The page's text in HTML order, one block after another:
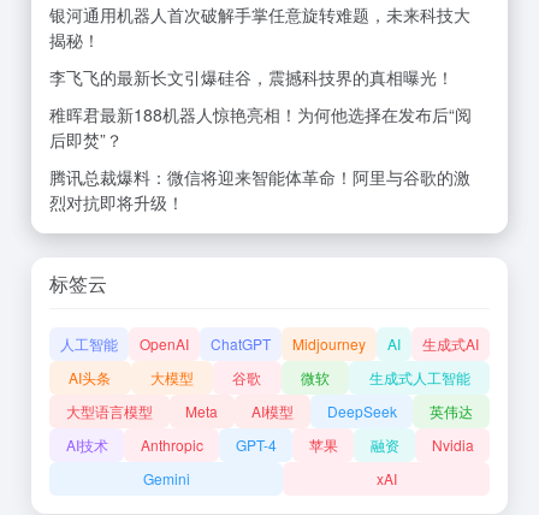
银河通用机器人首次破解手掌任意旋转难题，未来科技大
揭秘！
李飞飞的最新长文引爆硅谷，震撼科技界的真相曝光！
稚晖君最新188机器人惊艳亮相！为何他选择在发布后“阅
后即焚”？
腾讯总裁爆料：微信将迎来智能体革命！阿里与谷歌的激
烈对抗即将升级！
标签云
人工智能 OpenAI ChatGPT Midjourney AI
生成式AI
AI头条
大模型 谷歌 微软
生成式人工智能
大型语言模型
Meta AI模型 DeepSeek
英伟达
AI技术
Anthropic GPT-4 苹果 融资
Nvidia
Gemini
xAI